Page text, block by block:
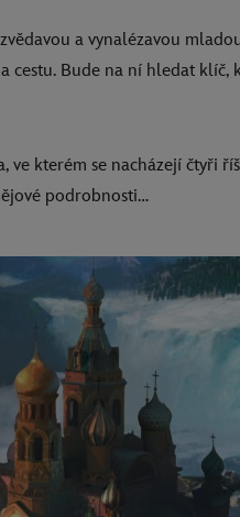
zvědavou a vynalézavou
cestu. Bude na ní hledat
kterém se nacházejí čtyři
podrobnosti…